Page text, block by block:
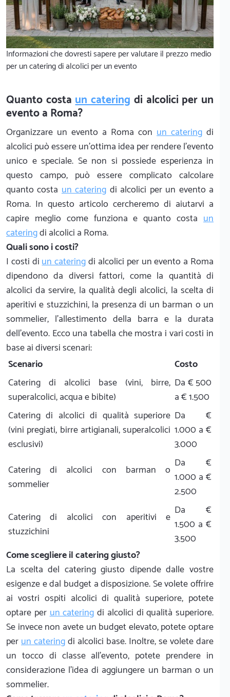
Informazioni che dovresti sapere per valutare il prezzo medio
per un catering di alcolici per un evento
Quanto costaun catering di alcolici per un
evento a Roma?
Organizzare un evento a Roma con un catering di
alcolici può essere un'ottima idea per rendere l'evento
unico e speciale. Se non si possiede esperienza in
questo campo, può essere complicato calcolare
quanto costa un catering di alcolici per un evento a
Roma. In questo articolo cercheremo di aiutarvi a
capire meglio come funziona e quanto costa un
cateringdi alcolici a Roma.
Quali sono i costi?
I costi diun cateringdi alcolici per un evento a Roma
dipendono da diversi fattori, come la quantità di
alcolici da servire, la qualità degli alcolici, la scelta di
aperitivi e stuzzichini, la presenza di un barman o un
sommelier, l'allestimento della barra e la durata
dell'evento. Ecco una tabella che mostra i vari costi in
base ai diversi scenari:
Scenario
Costo
Catering di alcolici base (vini, birre,
superalcolici, acqua e bibite)
Da € 500
a € 1.500
Catering di alcolici di qualità superiore
(vini pregiati, birre artigianali, superalcolici
esclusivi)
Da €
1.000 a €
3.000
Catering di alcolici con barman o
sommelier
Da €
1.000 a €
2.500
Catering di alcolici con aperitivi e
stuzzichini
Da €
1.500 a €
3.500
Come scegliere il catering giusto?
La scelta del catering giusto dipende dalle vostre
esigenze e dal budget a disposizione. Se volete offrire
ai vostri ospiti alcolici di qualità superiore, potete
optare perun catering di alcolici di qualità superiore.
Se invece non avete un budget elevato, potete optare
perun cateringdi alcolici base. Inoltre, se volete dare
un tocco di classe all'evento, potete prendere in
considerazione l'idea di aggiungere un barman o un
sommelier.